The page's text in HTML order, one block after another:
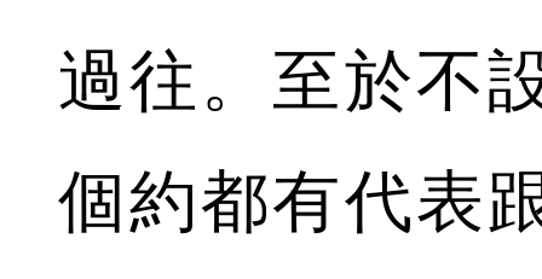
過往。至於不
個約都有代表